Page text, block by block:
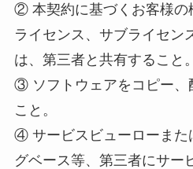
② 本契約に基づくお客様の
ライセンス、サブライセン
は、第三者と共有すること。
③ ソフトウェアをコピー、
こと。
④ サービスビューローまた
グベース等、第三者にサー